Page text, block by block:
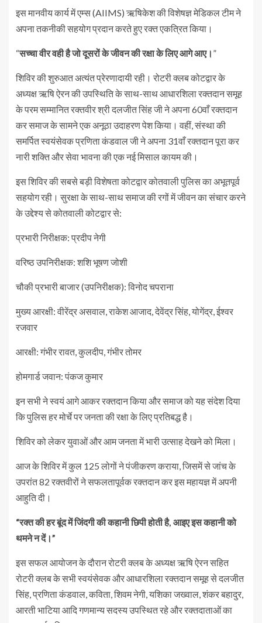
इस मानवीय कार्य में एम्स (AIIMS) ऋषिकेश की विशेषज्ञ मेडिकल टीम ने
अपना तकनीकी सहयोग प्रदान करते हुए रक्त एकत्रित किया।
“सच्चा वीर वही है जो दूसरों के जीवन की रक्षा के लिए आगे आए। ”
शिविर की शुरुआत अत्यंत प्रेरणादायी रही। रोटरी क्लब कोटद्वार के
अध्यक्ष ऋषि ऐरन की उपस्थिति के साथ-साथ आधारशिला रक्तदान समूह
के परम सम्मानित रक्तवीर श्री दलजीत सिंह जी ने अपना 60वाँ रक्तदान
कर समाज के सामने एक अनूठा उदाहरण पेश किया। वहीं, संस्था की
समर्पित स्वयंसेवक प्रणिता कंडवाल जी ने अपना 31वाँ रक्तदान पूरा कर
नारी शक्ति और सेवा भावना की एक नई मिसाल कायम की।
इस शिविर की सबसे बड़ी विशेषता कोटद्वार कोतवाली पुलिस का अभूतपूर्व
सहयोग रही। सुरक्षा के साथ-साथ समाज की रगों में जीवन का संचार करने
के उद्देश्य से कोतवाली कोटद्वार से:
प्रभारी निरीक्षक: प्रदीप नेगी
वरिष्ठ उपनिरीक्षक: शशि भूषण जोशी
चौकी प्रभारी बाजार (उपनिरीक्षक): विनोद चपराना
मुख्य आरक्षी: वीरेंद्र असवाल, राकेश आजाद, देवेंद्र सिंह, योगेंद्र, ईश्वर
रजवार
आरक्षी: गंभीर रावत, कुलदीप, गंभीर तोमर
होमगार्ड जवान: पंकज कुमार
इन सभी ने स्वयं आगे आकर रक्तदान किया और समाज को यह संदेश दिया
कि पुलिस हर मोर्चे पर जनता की रक्षा के लिए प्रतिबद्ध है।
शिविर को लेकर युवाओं और आम जनता में भारी उत्साह देखने को मिला।
आज के शिविर में कुल 125 लोगों ने पंजीकरण कराया, जिसमें से जांच के
उपरांत 82 रक्तवीरों ने सफलतापूर्वक रक्तदान कर इस महायज्ञ में अपनी
आहुति दी।
“रक्त की हर बूंद में जिंदगी की कहानी छिपी होती है, आइए इस कहानी को
थमने न दें।”
इस सफल आयोजन के दौरान रोटरी क्लब के अध्यक्ष ऋषि ऐरन सहित
रोटरी क्लब के सभी स्वयंसेवक और आधारशिला रक्तदान समूह से दलजीत
सिंह, प्रणिता कंडवाल, कविता, शिवम नेगी, यशिका जख्वाल, शंकर बहादुर,
आरती भाटिया आदि गणमान्य सदस्य उपस्थित रहे और रक्तदाताओं का